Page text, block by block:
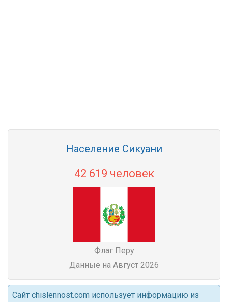
Население Сикуани
42 619 человек
Флаг Перу
Данные на Август 2026
Cайт chislennost.com использует информацию из